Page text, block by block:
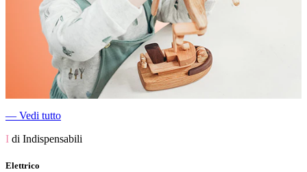
― Vedi tutto
I di Indispensabili
Elettrico